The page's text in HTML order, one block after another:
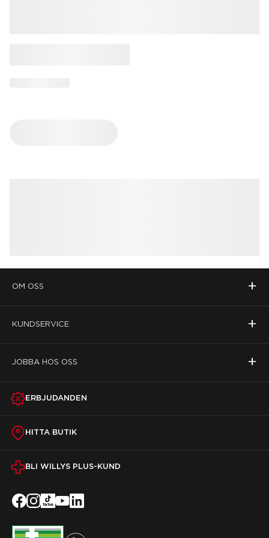
OM OSS +
KUNDSERVICE +
JOBBA HOS OSS +
ERBJUDANDEN
HITTA BUTIK
BLI WILLYS PLUS-KUND